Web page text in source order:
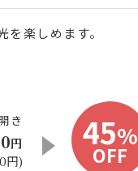
楽しめます。
き
円
円)
45%
OFF